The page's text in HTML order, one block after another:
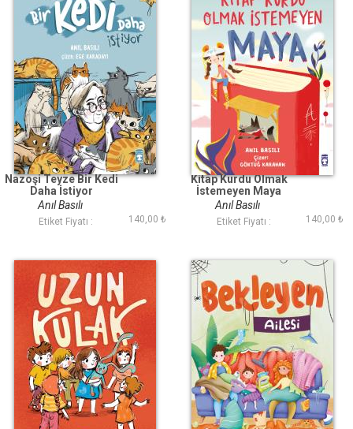
Nazoşi Teyze Bir Kedi
Daha İstiyor
Anıl Basılı
Etiket Fiyatı : 140,00 ₺
Kitap Kurdu Olmak
İstemeyen Maya
Anıl Basılı
Etiket Fiyatı : 140,00 ₺